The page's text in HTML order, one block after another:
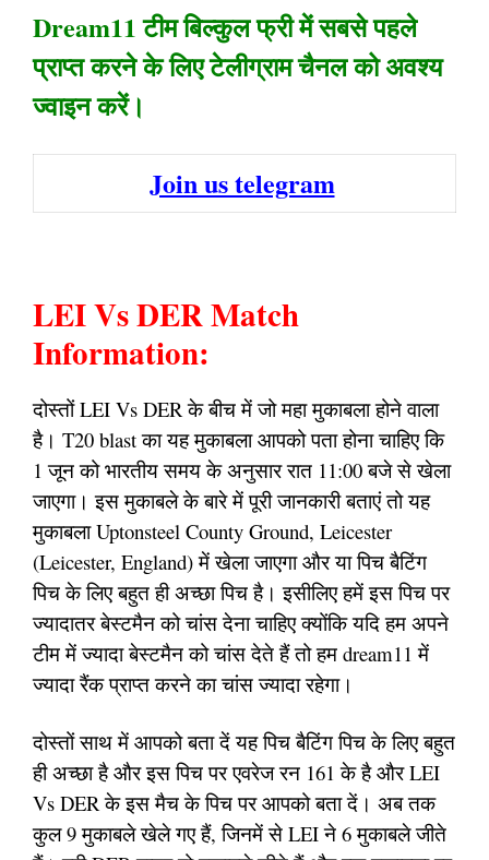
Dream11 टीम बिल्कुल फ्री में सबसे पहले
प्राप्त करने के लिए टेलीग्राम चैनल को अवश्य
ज्वाइन करें।
Join us telegram
LEI Vs DER Match
Information:
दोस्तों LEI Vs DER के बीच में जो महा मुकाबला होने वाला
है। T20 blast का यह मुकाबला आपको पता होना चाहिए कि
1 जून को भारतीय समय के अनुसार रात 11:00 बजे से खेला
जाएगा। इस मुकाबले के बारे में पूरी जानकारी बताएं तो यह
मुकाबला Uptonsteel County Ground, Leicester
(Leicester, England) में खेला जाएगा और या पिच बैटिंग
पिच के लिए बहुत ही अच्छा पिच है। इसीलिए हमें इस पिच पर
ज्यादातर बेस्टमैन को चांस देना चाहिए क्योंकि यदि हम अपने
टीम में ज्यादा बेस्टमैन को चांस देते हैं तो हम dream11 में
ज्यादा रैंक प्राप्त करने का चांस ज्यादा रहेगा।
दोस्तों साथ में आपको बता दें यह पिच बैटिंग पिच के लिए बहुत
ही अच्छा है और इस पिच पर एवरेज रन 161 के है और LEI
Vs DER के इस मैच के पिच पर आपको बता दें। अब तक
कुल 9 मुकाबले खेले गए हैं, जिनमें से LEI ने 6 मुकाबले जीते